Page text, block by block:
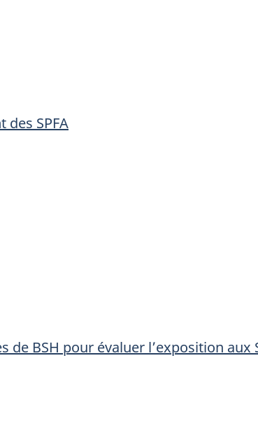
SPFA
BSH pour évaluer l’exposition aux